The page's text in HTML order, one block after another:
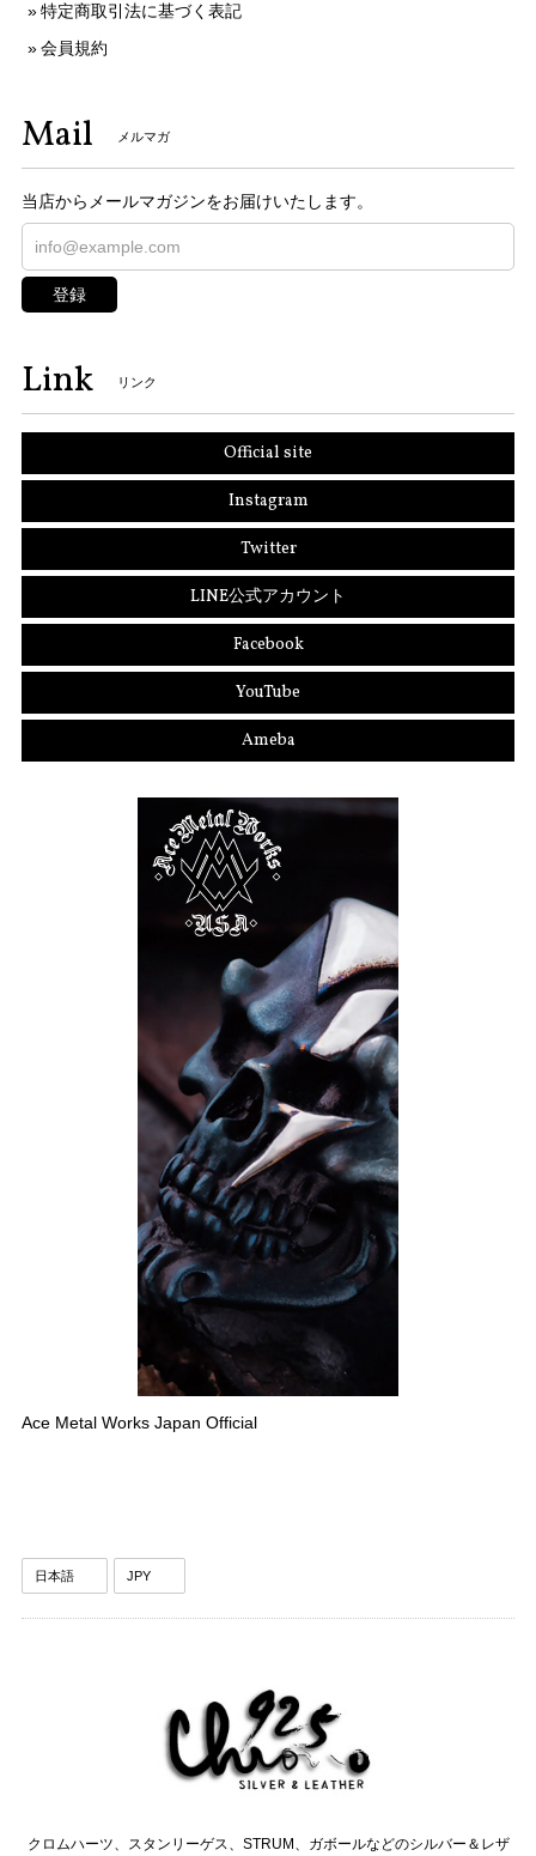
特定商取引法に基づく表記
会員規約
Mail メルマガ
当店からメールマガジンをお届けいたします。
登録
Link リンク
Official site
Instagram
Twitter
LINE公式アカウント
Facebook
YouTube
Ameba
Ace Metal Works Japan Official
クロムハーツ、スタンリーゲス、STRUM、ガボールなどのシルバー＆レザ